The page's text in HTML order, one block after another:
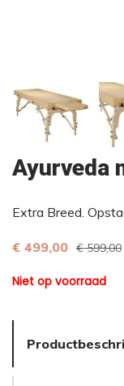
Ayurveda
Extra Breed.
€ 499,00 € 599,00
Niet op voorraad